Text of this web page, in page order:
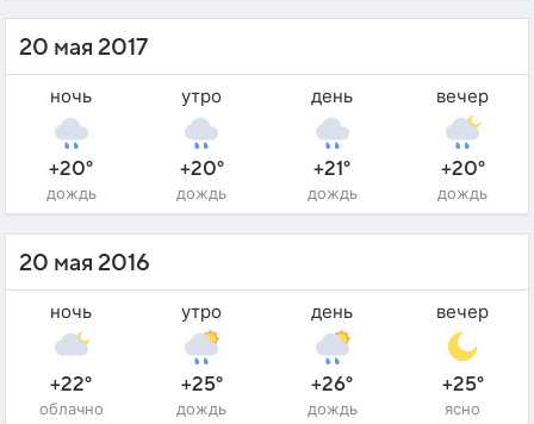
20 мая 2017
ночь
+20°
дождь
утро
+20°
дождь
день
+21°
дождь
вечер
+20°
дождь
20 мая 2016
ночь
+22°
облачно
утро
+25°
дождь
день
+26°
дождь
вечер
+25°
ясно